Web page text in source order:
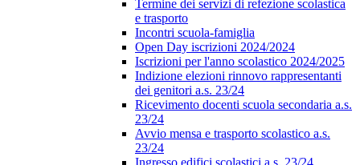
Termine dei servizi di refezione scolastica
e trasporto
Incontri scuola-famiglia
Open Day iscrizioni 2024/2024
Iscrizioni per l'anno scolastico 2024/2025
Indizione elezioni rinnovo rappresentanti
dei genitori a.s. 23/24
Ricevimento docenti scuola secondaria a.s.
23/24
Avvio mensa e trasporto scolastico a.s.
23/24